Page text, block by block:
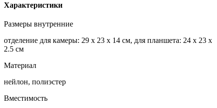
Характеристики
Размеры внутренние
отделение для камеры: 29 х 23 х 14 см, для планшета: 24 х 23 х
2.5 см
Материал
нейлон, полиэстер
Вместимость